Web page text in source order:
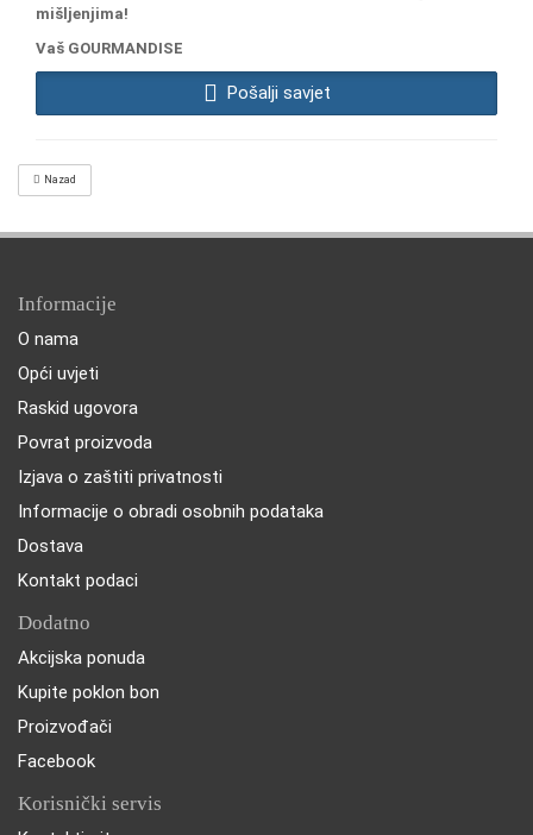
mišljenjima!
Vaš GOURMANDISE
Pošalji savjet
Nazad
Informacije
O nama
Opći uvjeti
Raskid ugovora
Povrat proizvoda
Izjava o zaštiti privatnosti
Informacije o obradi osobnih podataka
Dostava
Kontakt podaci
Dodatno
Akcijska ponuda
Kupite poklon bon
Proizvođači
Facebook
Korisnički servis